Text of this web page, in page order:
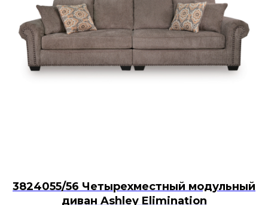
3824055/56 Четырехместный модульный
диван Ashley Elimination